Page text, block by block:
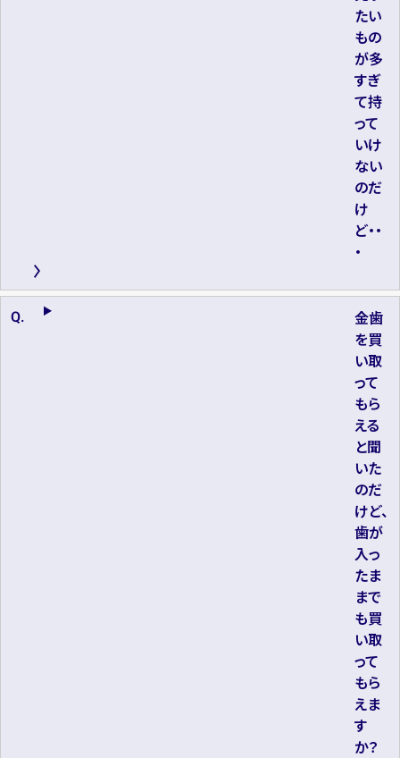
たい
もの
が多
すぎ
て持
って
いけ
ない
のだ
け
ど・・
・
金歯
を買
い取
って
もら
える
と聞
いた
のだ
けど、
歯が
入っ
たま
まで
も買
い取
って
もら
えま
す
か？